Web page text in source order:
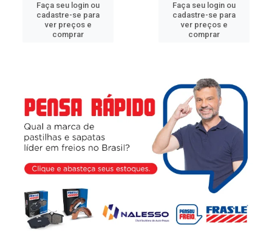
Faça seu login ou
cadastre-se para
ver preços e
comprar
Faça seu login ou
cadastre-se para
ver preços e
comprar